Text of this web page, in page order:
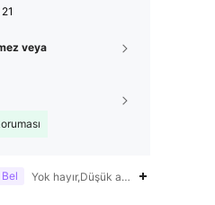
veya
Yok hayır,Düşük alt çevre